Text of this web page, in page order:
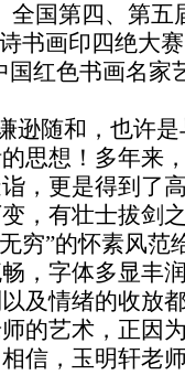
国第四、第五
书画印四绝大
国红色书画名家
逊随和，也许
思想！多年来
，更是得到了
，有壮士拔剑
穷”的怀素风范
，字体多显丰
及情绪的收放
的艺术，正因
信，玉明轩老